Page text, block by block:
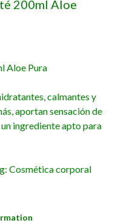
200ml Aloe
Aloe Pura
calmantes y
aportan sensación de
ingrediente apto para
Cosmética corporal